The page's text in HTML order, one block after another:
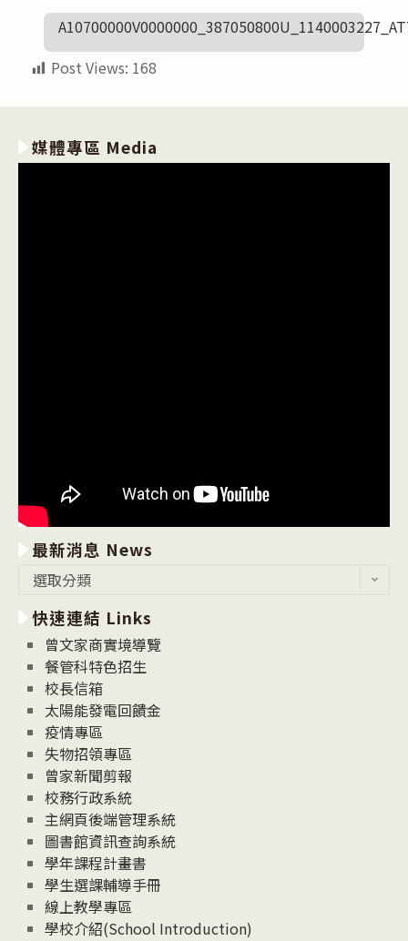
Post Views: 168
媒體專區 Media
最新消息 News
消
息
News
選取分類
快速連結 Links
曾文家商實境導覽
餐管科特色招生
校長信箱
太陽能發電回饋金
疫情專區
失物招領專區
曾家新聞剪報
校務行政系統
主網頁後端管理系統
圖書館資訊查詢系統
學年課程計畫書
學生選課輔導手冊
線上教學專區
學校介紹(School Introduction)